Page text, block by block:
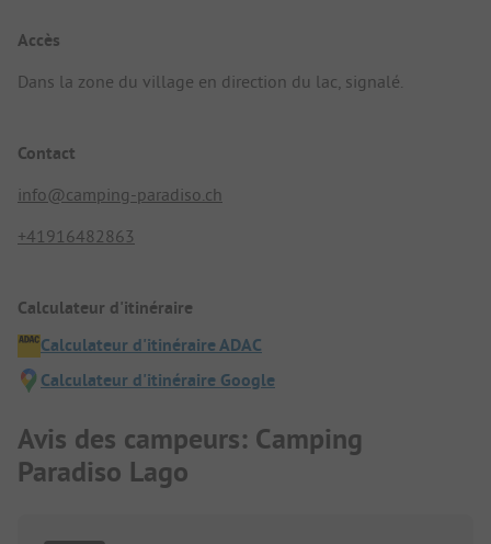
Accès
Dans la zone du village en direction du lac, signalé.
Contact
info@camping-paradiso.ch
+41916482863
Calculateur d'itinéraire
Calculateur d'itinéraire ADAC
Calculateur d'itinéraire Google
Avis des campeurs: Camping
Paradiso Lago